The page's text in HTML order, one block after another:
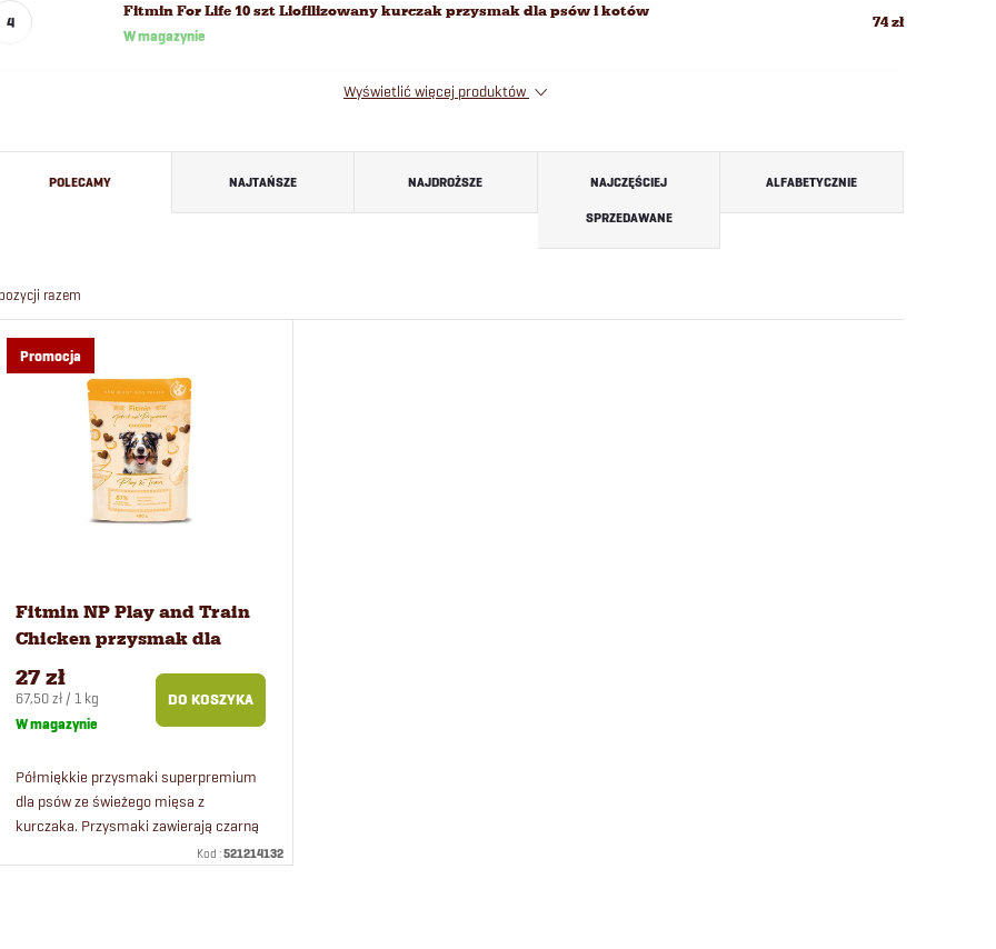
Fitmin For Life 10 szt Liofilizowany kurczak przysmak dla psów i kotów
W magazynie
74 zł
Wyświetlić więcej produktów
POLECAMY NAJTAŃSZE NAJDROŻSZE NAJCZĘŚCIEJ
SPRZEDAWANE
ALFABETYCZNIE
pozycji razem
L Promocja
Fitmin NP Play and Train
Chicken przysmak dla
psów 400 g
27 zł
Cena
jednostkowa:
67,50 zł / 1 kg
W magazynie
DO KOSZYKA
Półmiękkie przysmaki superpremium
dla psów ze świeżego mięsa z
kurczaka. Przysmaki zawierają czarną
Kod :521214132